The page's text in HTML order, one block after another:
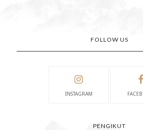
FOLLOW US
INSTAGRAM
PENGIKUT